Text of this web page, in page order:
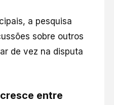
a pesquisa
sobre outros
de vez na disputa
entre